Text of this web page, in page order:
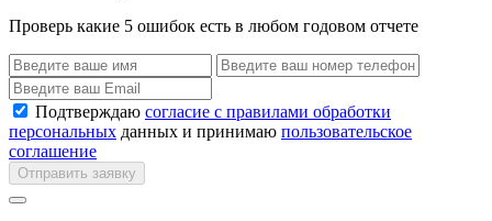
Проверь какие 5 ошибок есть в любом годовом отчете
Подтверждаю согласие с правилами обработки
персональных данных и принимаю пользовательское
соглашение
Отправить заявку